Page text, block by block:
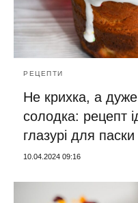
РЕЦЕПТИ
Не крихка, а
солодка: рецепт
глазурі для
10.04.2024 09:16